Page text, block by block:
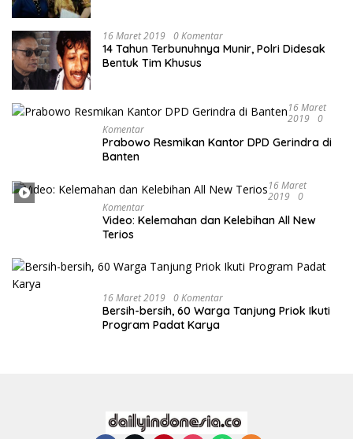
16 Maret 2019 0 Komentar
14 Tahun Terbunuhnya Munir, Polri Didesak
Bentuk Tim Khusus
16 Maret
2019 0
Komentar
Prabowo Resmikan Kantor DPD Gerindra di
Banten
16 Maret
2019 0
Komentar
Video: Kelemahan dan Kelebihan All New
Terios
16 Maret 2019 0 Komentar
Bersih-bersih, 60 Warga Tanjung Priok Ikuti
Program Padat Karya